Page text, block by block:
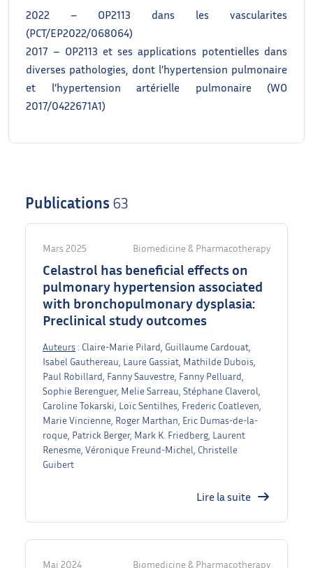
2022 – OP2113 dans les vascularites
(PCT/EP2022/068064)
2017 – OP2113 et ses applications potentielles dans
diverses pathologies, dont l’hypertension pulmonaire
et l’hypertension artérielle pulmonaire (WO
2017/0422671A1)
Publications63
Mars 2025 Biomedicine & Pharmacotherapy
Celastrol has beneficial effects on
pulmonary hypertension associated
with bronchopulmonary dysplasia:
Preclinical study outcomes
Auteurs : Claire-Marie Pilard, Guillaume Cardouat,
Isabel Gauthereau, Laure Gassiat, Mathilde Dubois,
Paul Robillard, Fanny Sauvestre, Fanny Pelluard,
Sophie Berenguer, Melie Sarreau, Stéphane Claverol,
Caroline Tokarski, Loïc Sentilhes, Frederic Coatleven,
Marie Vincienne, Roger Marthan, Eric Dumas-de-la-
roque, Patrick Berger, Mark K. Friedberg, Laurent
Renesme, Véronique Freund-Michel, Christelle
Guibert
Lire la suite
Mai 2024 Biomedicine & Pharmacotherapy